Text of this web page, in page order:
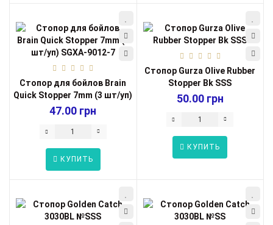
Стопор для бойлов Brain
Quick Stopper 7mm (3 шт/уп)
SGX...
47.00 грн
КУПИТЬ
Стопор Gurza Olive Rubber
Stopper Bk SSS
50.00 грн
КУПИТЬ